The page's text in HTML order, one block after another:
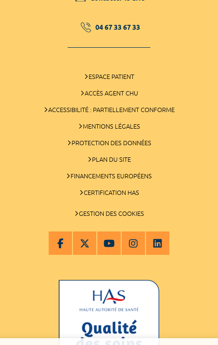
04 67 33 67 33
ESPACE PATIENT
ACCÈS AGENT CHU
ACCESSIBILITÉ : PARTIELLEMENT CONFORME
MENTIONS LÉGALES
PROTECTION DES DONNÉES
PLAN DU SITE
FINANCEMENTS EUROPÉENS
CERTIFICATION HAS
GESTION DES COOKIES